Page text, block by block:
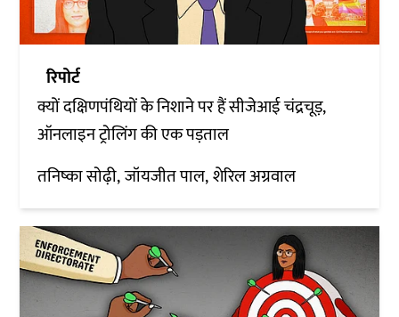
रिपोर्ट
क्यों दक्षिणपंथियों के निशाने पर हैं सीजेआई चंद्रचूड़,
ऑनलाइन ट्रोलिंग की एक पड़ताल
तनिष्का सोढ़ी जॉयजीत पाल शेरिल अग्रवाल